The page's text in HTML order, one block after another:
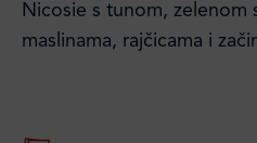
Nicosie s tunom, zelenom
maslinama, rajčicama i